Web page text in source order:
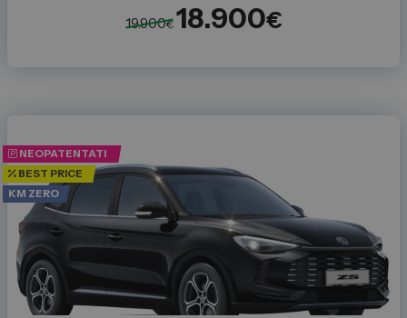
19.900€ 18.900€
NEOPATENTATI
BEST PRICE
KM ZERO